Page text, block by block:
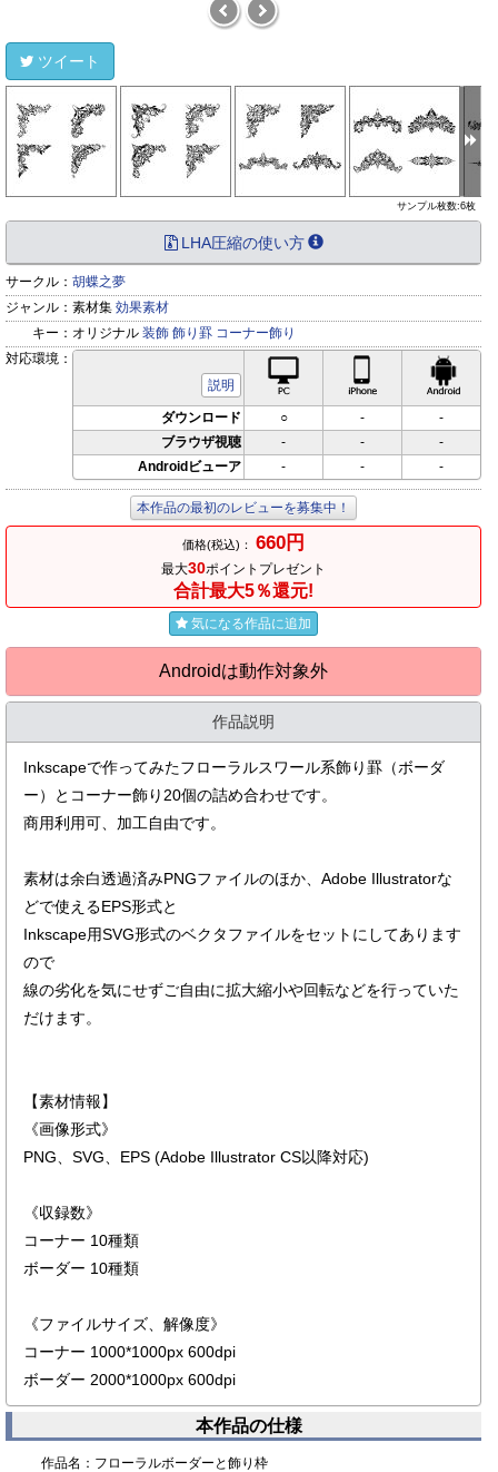
ツイート
サンプル枚数:6枚
LHA圧縮の使い方
サークル： 胡蝶之夢
ジャンル： 素材集 効果素材
キー： オリジナル 装飾 飾り罫 コーナー飾り
対応環境：
説明
iPhone対応
ダウンロード ○ -
-
ブラウザ視聴
- -
-
Androidビューア
- - -
本作品の最初のレビューを募集中！
価格(税込)： 660円
最大30ポイントプレゼント
合計最大5％還元!
気になる作品に追加
Androidは動作対象外
作品説明
Inkscapeで作ってみたフローラルスワール系飾り罫（ボーダ
ー）とコーナー飾り20個の詰め合わせです。
商用利用可、加工自由です。
素材は余白透過済みPNGファイルのほか、Adobe Illustratorな
どで使えるEPS形式と
Inkscape用SVG形式のベクタファイルをセットにしてあります
ので
線の劣化を気にせずご自由に拡大縮小や回転などを行っていた
だけます。
【素材情報】
《画像形式》
PNG、SVG、EPS (Adobe Illustrator CS以降対応)
《収録数》
コーナー 10種類
ボーダー 10種類
《ファイルサイズ、解像度》
コーナー 1000*1000px 600dpi
ボーダー 2000*1000px 600dpi
本作品の仕様
作品名： フローラルボーダーと飾り枠